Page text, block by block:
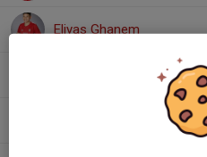
Eliyas Ghanem
Marlon Kelepha Gomez